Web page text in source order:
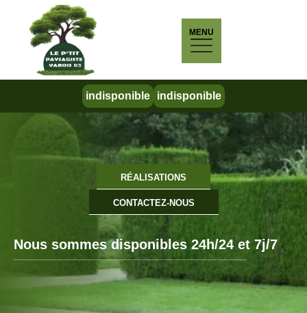
MENU
indisponible indisponible
Nous sommes disponibles 24h/24 et 7j/7
RÉALISATIONS
CONTACTEZ-NOUS